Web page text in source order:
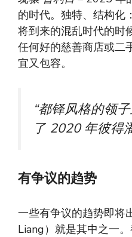
的时代。独特、结构化
将到来的混乱时代的时
任何好的慈善商店或二
宜又包容。
“都铎风格的领
了 2020 年彼得
有争议的趋势
一些有争议的趋势即将
Liang）就是其中之一